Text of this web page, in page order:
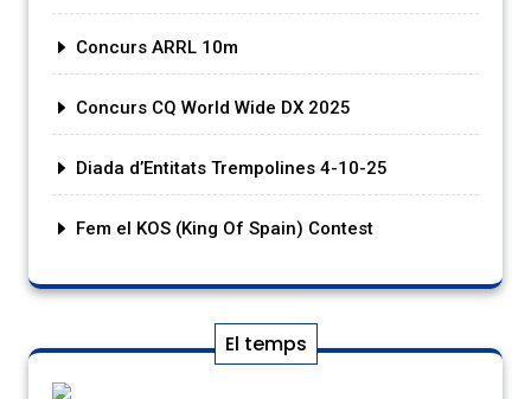
Concurs ARRL 10m
Concurs CQ World Wide DX 2025
Diada d’Entitats Trempolines 4-10-25
Fem el KOS (King Of Spain) Contest
El temps